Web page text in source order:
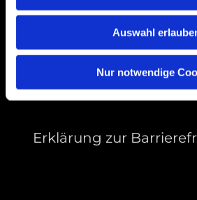
Auswahl
Nur notwendige
Erklärung zur